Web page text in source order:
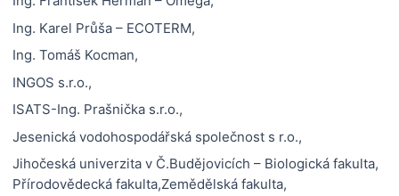
Ing. Karel Průša – ECOTERM,
Ing. Tomáš Kocman,
INGOS s.r.o.,
ISATS-Ing. Prašnička s.r.o.,
Jesenická vodohospodářská společnost s r.o.,
Jihočeská univerzita v Č.Budějovicích – Biologická fakulta,
Přírodovědecká fakulta,Zemědělská fakulta,